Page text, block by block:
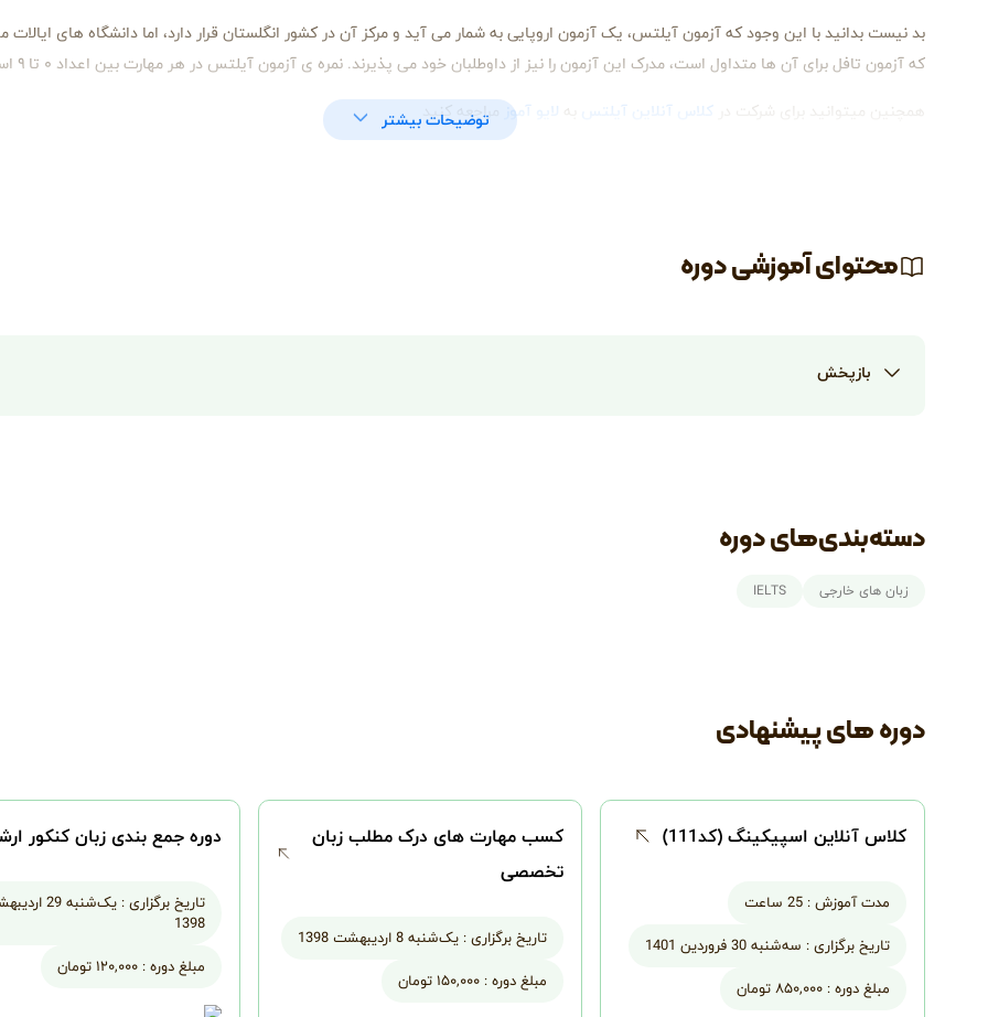
بد نیست بدانید با این وجود که آزمون آیلتس، یک آزمون اروپایی به شمار می‌ آید و مرکز آن در کشور انگلستان قرار دارد، اما دانشگاه‌ های‌ ایالات
که آزمون تافل برای آن‌ ها متداول است، مدرک این آزمون را نیز از داوطلبان خود می‌ پذیرند. نمره ی آزمون آیلتس در هر مهارت بین اعداد ۰ تا ۹ است
همچنین میتوانید برای شرکت در کلاس آنلاین آیلتس به لایو آموز مراجعه کنید
توضیحات بیشتر
محتوای آموزشی دوره
بازپخش
دسته‌بندی‌های دوره
زبان های خارجی IELTS
دوره های پیشنهادی
کلاس آنلاین اسپیکینگ (کد111)
مدت آموزش : 25 ساعت
تاریخ برگزاری : سه‌شنبه 30 فروردین 1401
مبلغ دوره : ۸۵۰,۰۰۰ تومان
کسب مهارت های درک مطلب زبان
تخصصی
تاریخ برگزاری : یک‌شنبه 8 اردیبهشت 1398
مبلغ دوره : ۱۵۰,۰۰۰ تومان
دوره جمع بندی زبان کنکور
تاریخ برگزاری :
یک‌شنبه 29
1398
مبلغ دوره : ۱۲۰,۰۰۰ تومان